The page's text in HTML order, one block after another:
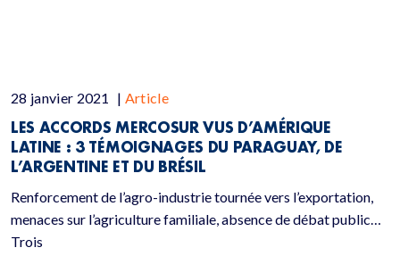
28 janvier 2021 | Article
LES ACCORDS MERCOSUR VUS D’AMÉRIQUE
LATINE : 3 TÉMOIGNAGES DU PARAGUAY, DE
L’ARGENTINE ET DU BRÉSIL
Renforcement de l’agro-industrie tournée vers l’exportation,
menaces sur l’agriculture familiale, absence de débat public…
Trois